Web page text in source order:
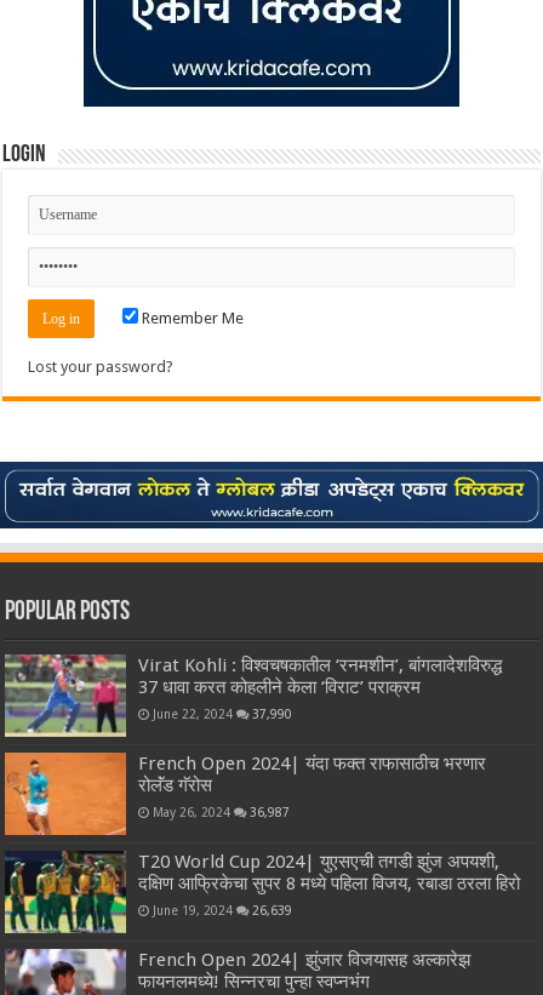
Login
Remember Me
Lost your password?
Popular Posts
Virat Kohli : विश्वचषकातील ‘रनमशीन’, बांगलादेशविरुद्ध
37 धावा करत कोहलीने केला ‘विराट’ पराक्रम
June 22, 2024 37,990
French Open 2024| यंदा फक्त राफासाठीच भरणार
रोलॅंड गॅरोस
May 26, 2024 36,987
T20 World Cup 2024| युएसएची तगडी झुंज अपयशी,
दक्षिण आफ्रिकेचा सुपर 8 मध्ये पहिला विजय, रबाडा ठरला हिरो
June 19, 2024 26,639
French Open 2024| झुंजार विजयासह अल्कारेझ
फायनलमध्ये! सिन्नरचा पुन्हा स्वप्नभंग